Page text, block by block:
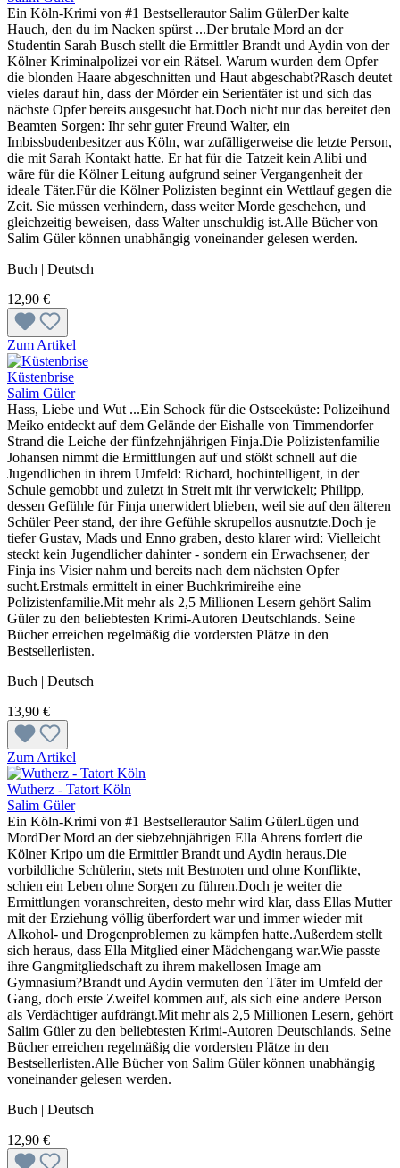
Ein Köln-Krimi von #1 Bestsellerautor Salim GülerDer kalte
Hauch, den du im Nacken spürst ...Der brutale Mord an der
Studentin Sarah Busch stellt die Ermittler Brandt und Aydin von der
Kölner Kriminalpolizei vor ein Rätsel. Warum wurden dem Opfer
die blonden Haare abgeschnitten und Haut abgeschabt?Rasch deutet
vieles darauf hin, dass der Mörder ein Serientäter ist und sich das
nächste Opfer bereits ausgesucht hat.Doch nicht nur das bereitet den
Beamten Sorgen: Ihr sehr guter Freund Walter, ein
Imbissbudenbesitzer aus Köln, war zufälligerweise die letzte Person,
die mit Sarah Kontakt hatte. Er hat für die Tatzeit kein Alibi und
wäre für die Kölner Leitung aufgrund seiner Vergangenheit der
ideale Täter.Für die Kölner Polizisten beginnt ein Wettlauf gegen die
Zeit. Sie müssen verhindern, dass weiter Morde geschehen, und
gleichzeitig beweisen, dass Walter unschuldig ist.Alle Bücher von
Salim Güler können unabhängig voneinander gelesen werden.
Buch | Deutsch
12,90 €
Zum Artikel
Küstenbrise
Salim Güler
Hass, Liebe und Wut ...Ein Schock für die Ostseeküste: Polizeihund
Meiko entdeckt auf dem Gelände der Eishalle von Timmendorfer
Strand die Leiche der fünfzehnjährigen Finja.Die Polizistenfamilie
Johansen nimmt die Ermittlungen auf und stößt schnell auf die
Jugendlichen in ihrem Umfeld: Richard, hochintelligent, in der
Schule gemobbt und zuletzt in Streit mit ihr verwickelt; Philipp,
dessen Gefühle für Finja unerwidert blieben, weil sie auf den älteren
Schüler Peer stand, der ihre Gefühle skrupellos ausnutzte.Doch je
tiefer Gustav, Mads und Enno graben, desto klarer wird: Vielleicht
steckt kein Jugendlicher dahinter - sondern ein Erwachsener, der
Finja ins Visier nahm und bereits nach dem nächsten Opfer
sucht.Erstmals ermittelt in einer Buchkrimireihe eine
Polizistenfamilie.Mit mehr als 2,5 Millionen Lesern gehört Salim
Güler zu den beliebtesten Krimi-Autoren Deutschlands. Seine
Bücher erreichen regelmäßig die vordersten Plätze in den
Bestsellerlisten.
Buch | Deutsch
13,90 €
Zum Artikel
Wutherz - Tatort Köln
Salim Güler
Ein Köln-Krimi von #1 Bestsellerautor Salim GülerLügen und
MordDer Mord an der siebzehnjährigen Ella Ahrens fordert die
Kölner Kripo um die Ermittler Brandt und Aydin heraus.Die
vorbildliche Schülerin, stets mit Bestnoten und ohne Konflikte,
schien ein Leben ohne Sorgen zu führen.Doch je weiter die
Ermittlungen voranschreiten, desto mehr wird klar, dass Ellas Mutter
mit der Erziehung völlig überfordert war und immer wieder mit
Alkohol- und Drogenproblemen zu kämpfen hatte.Außerdem stellt
sich heraus, dass Ella Mitglied einer Mädchengang war.Wie passte
ihre Gangmitgliedschaft zu ihrem makellosen Image am
Gymnasium?Brandt und Aydin vermuten den Täter im Umfeld der
Gang, doch erste Zweifel kommen auf, als sich eine andere Person
als Verdächtiger aufdrängt.Mit mehr als 2,5 Millionen Lesern, gehört
Salim Güler zu den beliebtesten Krimi-Autoren Deutschlands. Seine
Bücher erreichen regelmäßig die vordersten Plätze in den
Bestsellerlisten.Alle Bücher von Salim Güler können unabhängig
voneinander gelesen werden.
Buch | Deutsch
12,90 €